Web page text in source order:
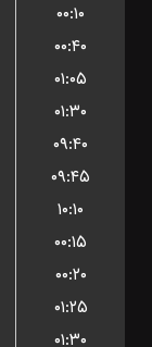
۰۰:۱۰
۰۰:۴۰
۰۱:۰۵
۰۱:۳۰
۰۹:۴۰
۰۹:۴۵
۱۰:۱۰
۰۰:۱۵
۰۰:۲۰
۰۱:۲۵
۰۱:۳۰